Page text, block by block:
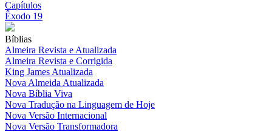
Capítulos
Êxodo 19
Bíblias
Almeira Revista e Atualizada
Almeira Revista e Corrigida
King James Atualizada
Nova Almeida Atualizada
Nova Bíblia Viva
Nova Tradução na Linguagem de Hoje
Nova Versão Internacional
Nova Versão Transformadora